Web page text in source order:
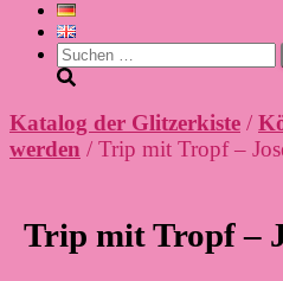
Suchen
nach:
Katalog der Glitzerkiste /
werden / Trip mit Tropf –
Trip mit Tropf –